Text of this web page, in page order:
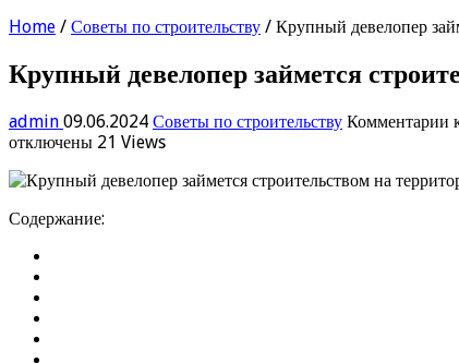
Home / Советы по строительству / Крупный девелопер
Крупный девелопер займется
admin 09.06.2024 Советы по строительству Комментарии
отключены 21 Views
Содержание: